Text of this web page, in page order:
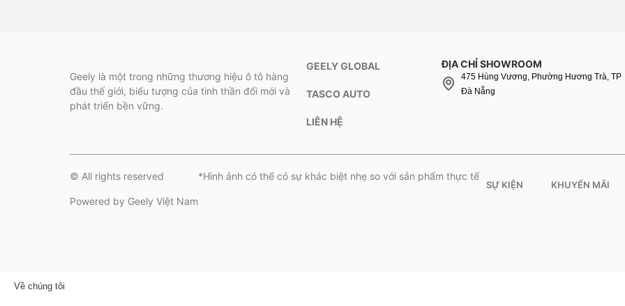
Geely là một trong những thương hiệu ô tô hàng
đầu thế giới, biểu tượng của tinh thần đổi mới và
phát triển bền vững.
GEELY GLOBAL
TASCO AUTO
LIÊN HỆ
ĐỊA CHỈ SHOWROOM
475 Hùng Vương, Phường Hương Trà, TP
Đà Nẵng
© All rights reserved
Powered by Geely Việt Nam
*Hình ảnh có thể có sự khác biệt nhẹ so với sản phẩm thực tế
SỰ KIỆN KHUYẾN MÃI
Về chúng tôi